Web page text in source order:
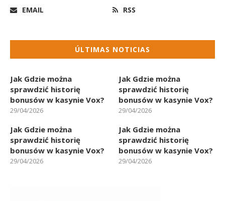
EMAIL RSS
ÚLTIMAS NOTICIAS
Jak Gdzie można
sprawdzić historię
bonusów w kasynie Vox?
29/04/2026
Jak Gdzie można
sprawdzić historię
bonusów w kasynie Vox?
29/04/2026
Jak Gdzie można
sprawdzić historię
bonusów w kasynie Vox?
29/04/2026
Jak Gdzie można
sprawdzić historię
bonusów w kasynie Vox?
29/04/2026